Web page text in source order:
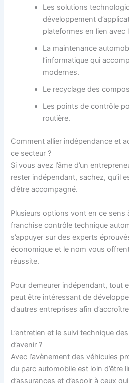
Les solutions
développement
plateformes en lien avec
La maintenance
l’informatique qui
modernes.
Le recyclage des
Les points de contrôle
routière.
Comment allier indépendance et
ce secteur ?
Si vous avez l’âme d’un
rester indépendant, sachez, qu’il
d’être accompagné.
Plusieurs options vont en ce sens
franchise contrôle technique
s’appuyer sur des experts
économique et le nom vous
réussite.
Pour demeurer indépendant, tout
peut être intéressant de
d’autres entreprises afin
L’entretien et le suivi technique
d’avenir ?
Avec l’avènement des véhicules
du parc automobile est loin d’être
d’assurances et d’espoir à ceux